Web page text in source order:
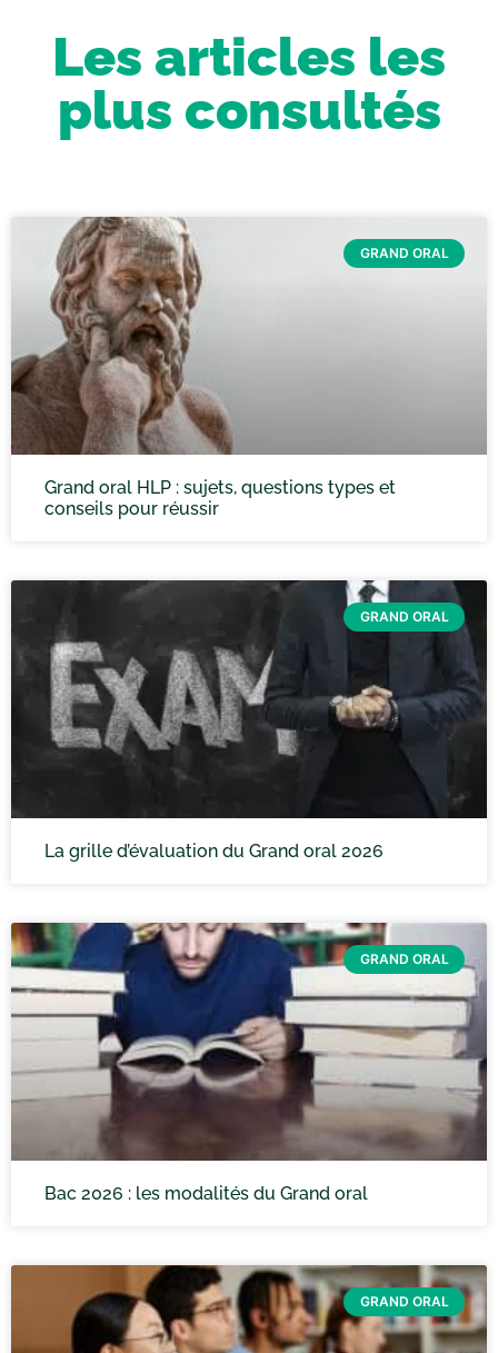
Les articles les
plus consultés
GRAND ORAL
Grand oral HLP : sujets, questions types et
conseils pour réussir
GRAND ORAL
La grille d’évaluation du Grand oral 2026
GRAND ORAL
Bac 2026 : les modalités du Grand oral
GRAND ORAL